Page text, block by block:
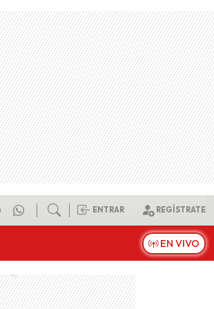
ENTRAR REGÍSTRATE
EN VIVO